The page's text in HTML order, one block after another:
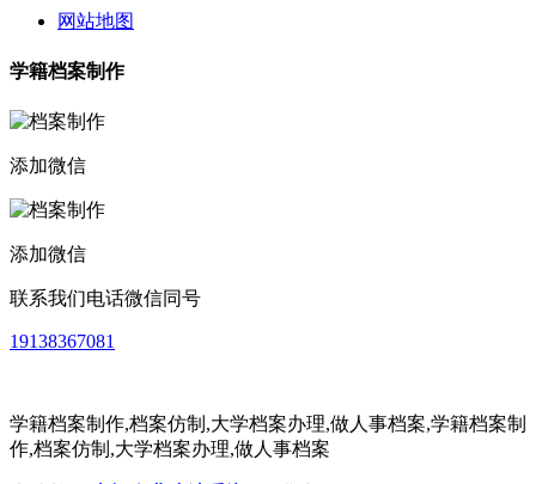
网站地图
学籍档案制作
添加微信
添加微信
联系我们电话微信同号
19138367081
学籍档案制作,档案仿制,大学档案办理,做人事档案,学籍档案制
作,档案仿制,大学档案办理,做人事档案